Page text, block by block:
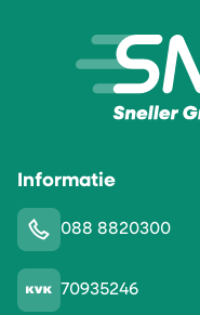
Informatie
088 8820300
70935246